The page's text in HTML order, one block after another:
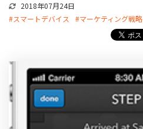
外部サービス連携
製品
特長
ショッピングモール型 EC
2018年07月24日
#スマートデバイス
#マーケティング戦略